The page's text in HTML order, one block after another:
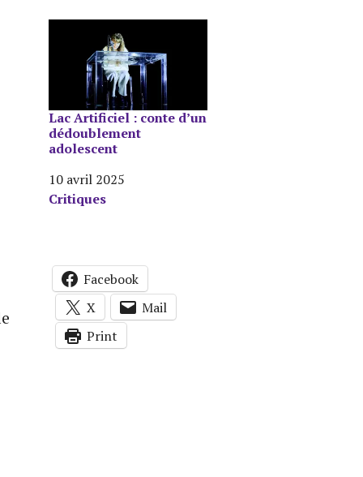
Lac Artificiel : conte d’un
dédoublement
adolescent
Date
10 avril 2025
Par rapport à
Critiques
Facebook
X
Mail
Print